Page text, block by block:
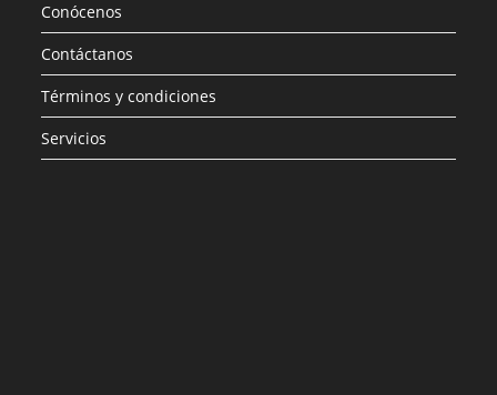
Conócenos
Contáctanos
Términos y condiciones
Servicios